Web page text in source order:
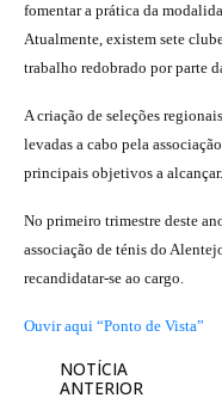
fomentar a prática da
Atualmente, existem sete
trabalho redobrado por parte
A criação de seleções
levadas a cabo pela
principais objetivos a alcançar.
No primeiro trimestre deste
associação de ténis do
recandidatar-se ao cargo.
Ouvir aqui “Ponto de Vista”
NOTÍCIA
ANTERIOR